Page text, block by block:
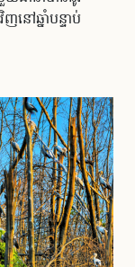
ៅឆ្នាំបន្ទាប់